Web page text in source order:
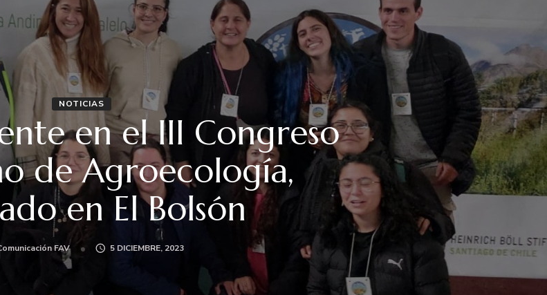
NOTICIAS
en el III Congreso
de Agroecología,
en El Bolsón
FAV 5 DICIEMBRE, 2023